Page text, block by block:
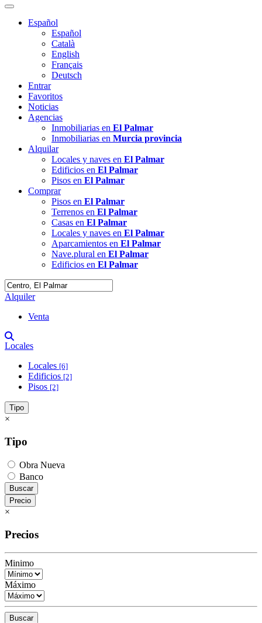
Español
Español
Català
English
Français
Deutsch
Entrar
Favoritos
Noticias
Agencias
Inmobiliarias en El Palmar
Inmobiliarias en Murcia provincia
Alquilar
Locales y naves en El Palmar
Edificios en El Palmar
Pisos en El Palmar
Comprar
Pisos en El Palmar
Terrenos en El Palmar
Casas en El Palmar
Locales y naves en El Palmar
Aparcamientos en El Palmar
Nave.plural en El Palmar
Edificios en El Palmar
Alquiler
Venta
Locales
Locales [6]
Edificios [2]
Pisos [2]
Tipo
×
Tipo
Obra Nueva
Banco
Buscar
Precio
×
Precios
Minimo
Máximo
Buscar